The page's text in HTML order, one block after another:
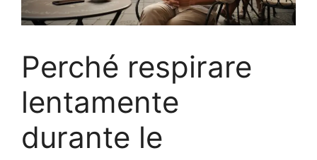
Perché respirare
lentamente
durante le